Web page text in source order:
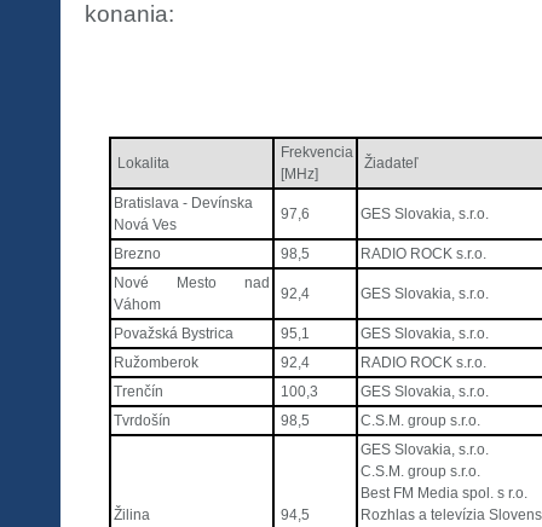
konania:
Lokalita
Frekvencia
[MHz]
Žiadateľ
Bratislava - Devínska
Nová Ves
97,6 GES Slovakia, s.r.o.
Brezno 98,5
RADIO ROCK s.r.o.
Nové Mesto nad
Váhom
92,4 GES Slovakia, s.r.o.
Považská Bystrica 95,1
GES Slovakia, s.r.o.
Ružomberok
92,4
RADIO ROCK s.r.o.
Trenčín
100,3
GES Slovakia, s.r.o.
Tvrdošín
98,5 C.S.M. group s.r.o.
Žilina 94,5
GES Slovakia, s.r.o.
C.S.M. group s.r.o.
Best FM Media spol. s r.o.
Rozhlas a televízia